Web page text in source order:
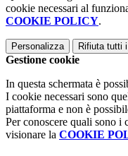
cookie necessari al
COOKIE POLICY.
Personalizza Rifiuta tutti
Gestione cookie
In questa schermata è
I cookie necessari sono
piattaforma e non è
Per conoscere quali sono i
visionare la COOKIE